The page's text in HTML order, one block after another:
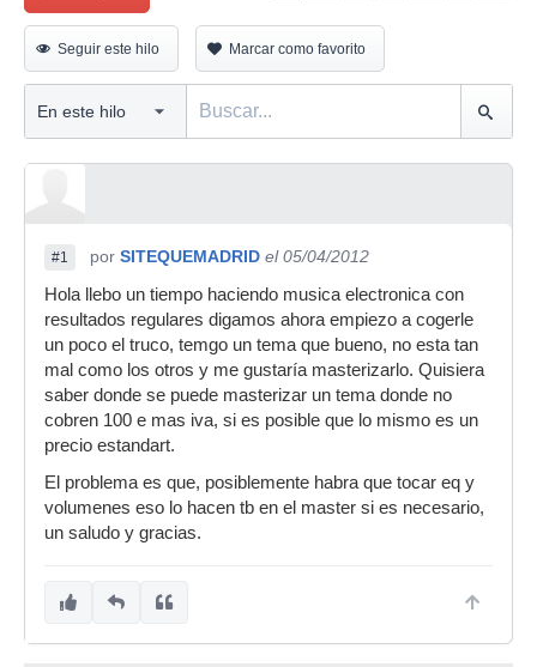
Seguir este hilo Marcar como favorito
#1 por SITEQUEMADRID el 05/04/2012
Hola llebo un tiempo haciendo musica electronica con
resultados regulares digamos ahora empiezo a cogerle
un poco el truco, temgo un tema que bueno, no esta tan
mal como los otros y me gustaría masterizarlo. Quisiera
saber donde se puede masterizar un tema donde no
cobren 100 e mas iva, si es posible que lo mismo es un
precio estandart.
El problema es que, posiblemente habra que tocar eq y
volumenes eso lo hacen tb en el master si es necesario,
un saludo y gracias.